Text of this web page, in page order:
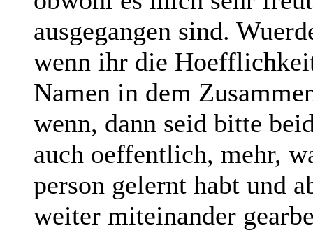
ausgegangen sind.
wenn ihr die
Namen in dem
wenn, dann seid bitte
auch oeffentlich, mehr,
person gelernt habt und
weiter miteinander